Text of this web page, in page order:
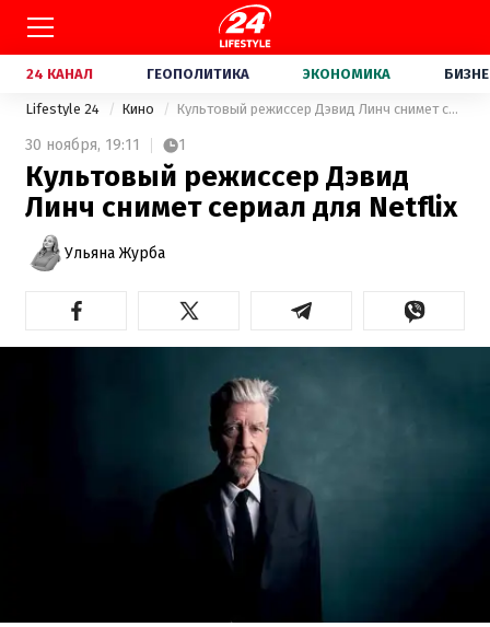
24 КАНАЛ ГЕОПОЛИТИКА ЭКОНОМИКА
Lifestyle 24 Кино Культовый режиссер Дэвид Линч снимет сериал для Netflix
30 ноября, 19:11 1
Культовый режиссер Дэвид
Линч снимет сериал для Netflix
Ульяна Журба